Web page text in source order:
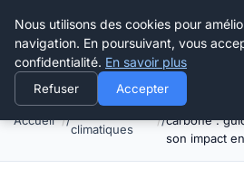
Happy Calyx Farmer
Accueil
climatiques
Évaluation
carbone :
son impact
Nous utilisons des cookies pour
navigation. En poursuivant, vous
confidentialité. En savoir plus
Refuser Accepter